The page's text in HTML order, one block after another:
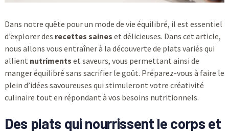
Dans notre quête pour un mode de vie équilibré, il est essentiel
d’explorer des recettes saines et délicieuses. Dans cet article,
nous allons vous entraîner à la découverte de plats variés qui
allient nutriments et saveurs, vous permettant ainsi de
manger équilibré sans sacrifier le goût. Préparez-vous à faire le
plein d’idées savoureuses qui stimuleront votre créativité
culinaire tout en répondant à vos besoins nutritionnels.
Des plats qui nourrissent le corps et